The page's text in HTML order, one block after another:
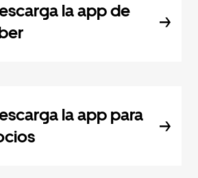
la app de
la app para